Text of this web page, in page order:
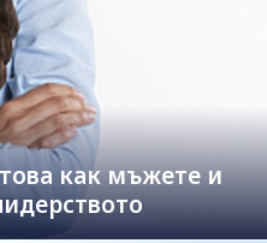
как мъжете и